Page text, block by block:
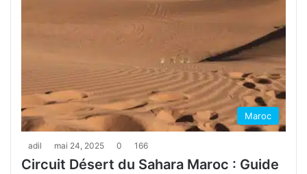
Maroc
adil mai 24, 2025 0 166
Circuit Désert du Sahara Maroc : Guide